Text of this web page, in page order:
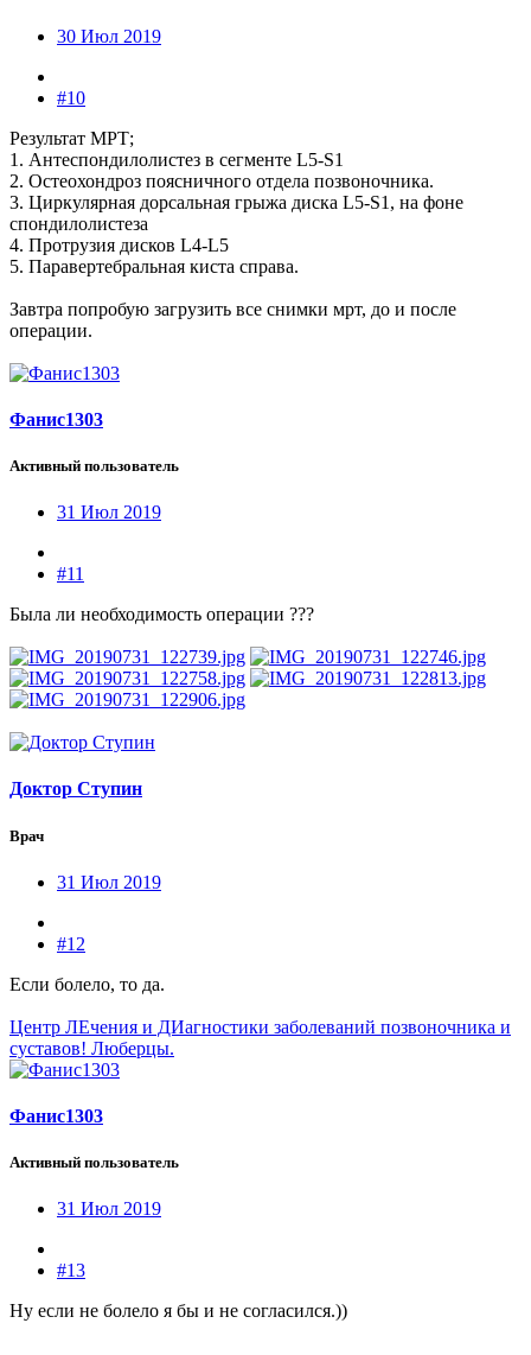
30 Июл 2019
#10
Результат МРТ;
1. Антеспондилолистез в сегменте L5-S1
2. Остеохондроз поясничного отдела позвоночника.
3. Циркулярная дорсальная грыжа диска L5-S1, на фоне
спондилолистеза
4. Протрузия дисков L4-L5
5. Паравертебральная киста справа.
Завтра попробую загрузить все снимки мрт, до и после
операции.
Фанис1303
Активный пользователь
31 Июл 2019
#11
Была ли необходимость операции ???
Доктор Ступин
Врач
31 Июл 2019
#12
Если болело, то да.
Центр ЛЕчения и ДИагностики заболеваний позвоночника и
суставов! Люберцы.
Фанис1303
Активный пользователь
31 Июл 2019
#13
Ну если не болело я бы и не согласился.))